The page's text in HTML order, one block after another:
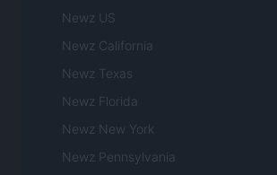
Newz US
Newz California
Newz Texas
Newz Florida
Newz New York
Newz Pennsylvania